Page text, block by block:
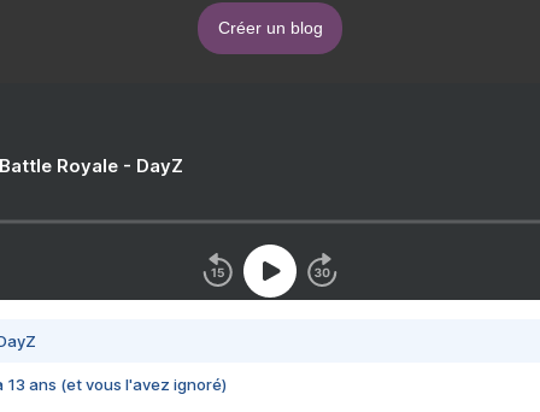
Créer un blog
Royale - DayZ
13 ans (et vous l'avez ignoré)